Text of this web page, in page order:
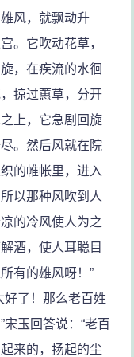
风，就飘动升
。它吹动花草，
，在疾流的水徊
掠过蕙草，分开
上，它急剧回旋
。然后风就在院
的帷帐里，进入
以那种风吹到人
的冷风使人为之
酒，使人耳聪目
有的雄风呀！”
好了！那么老百姓
玉回答说：“老百
来的，扬起的尘